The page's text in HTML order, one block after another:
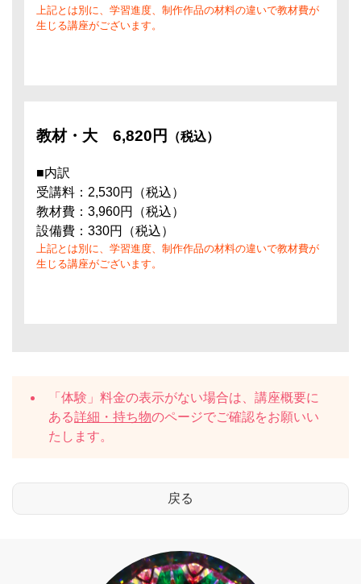
上記とは別に、学習進度、制作作品の材料の違いで教材費が
生じる講座がございます。
教材・大 6,820円 （税込）
■内訳
受講料：2,530円（税込）
教材費：3,960円（税込）
設備費：330円（税込）
上記とは別に、学習進度、制作作品の材料の違いで教材費が
生じる講座がございます。
「体験」料金の表示がない場合は、講座概要に
ある詳細・持ち物のページでご確認をお願いい
たします。